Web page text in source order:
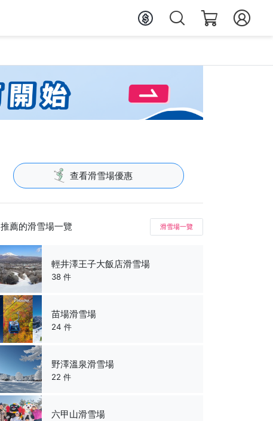
查看滑雪場優惠
推薦的滑雪場一覽 滑雪場一覽
輕井澤王子大飯店滑雪場
38 件
苗場滑雪場
24 件
野澤溫泉滑雪場
22 件
六甲山滑雪場